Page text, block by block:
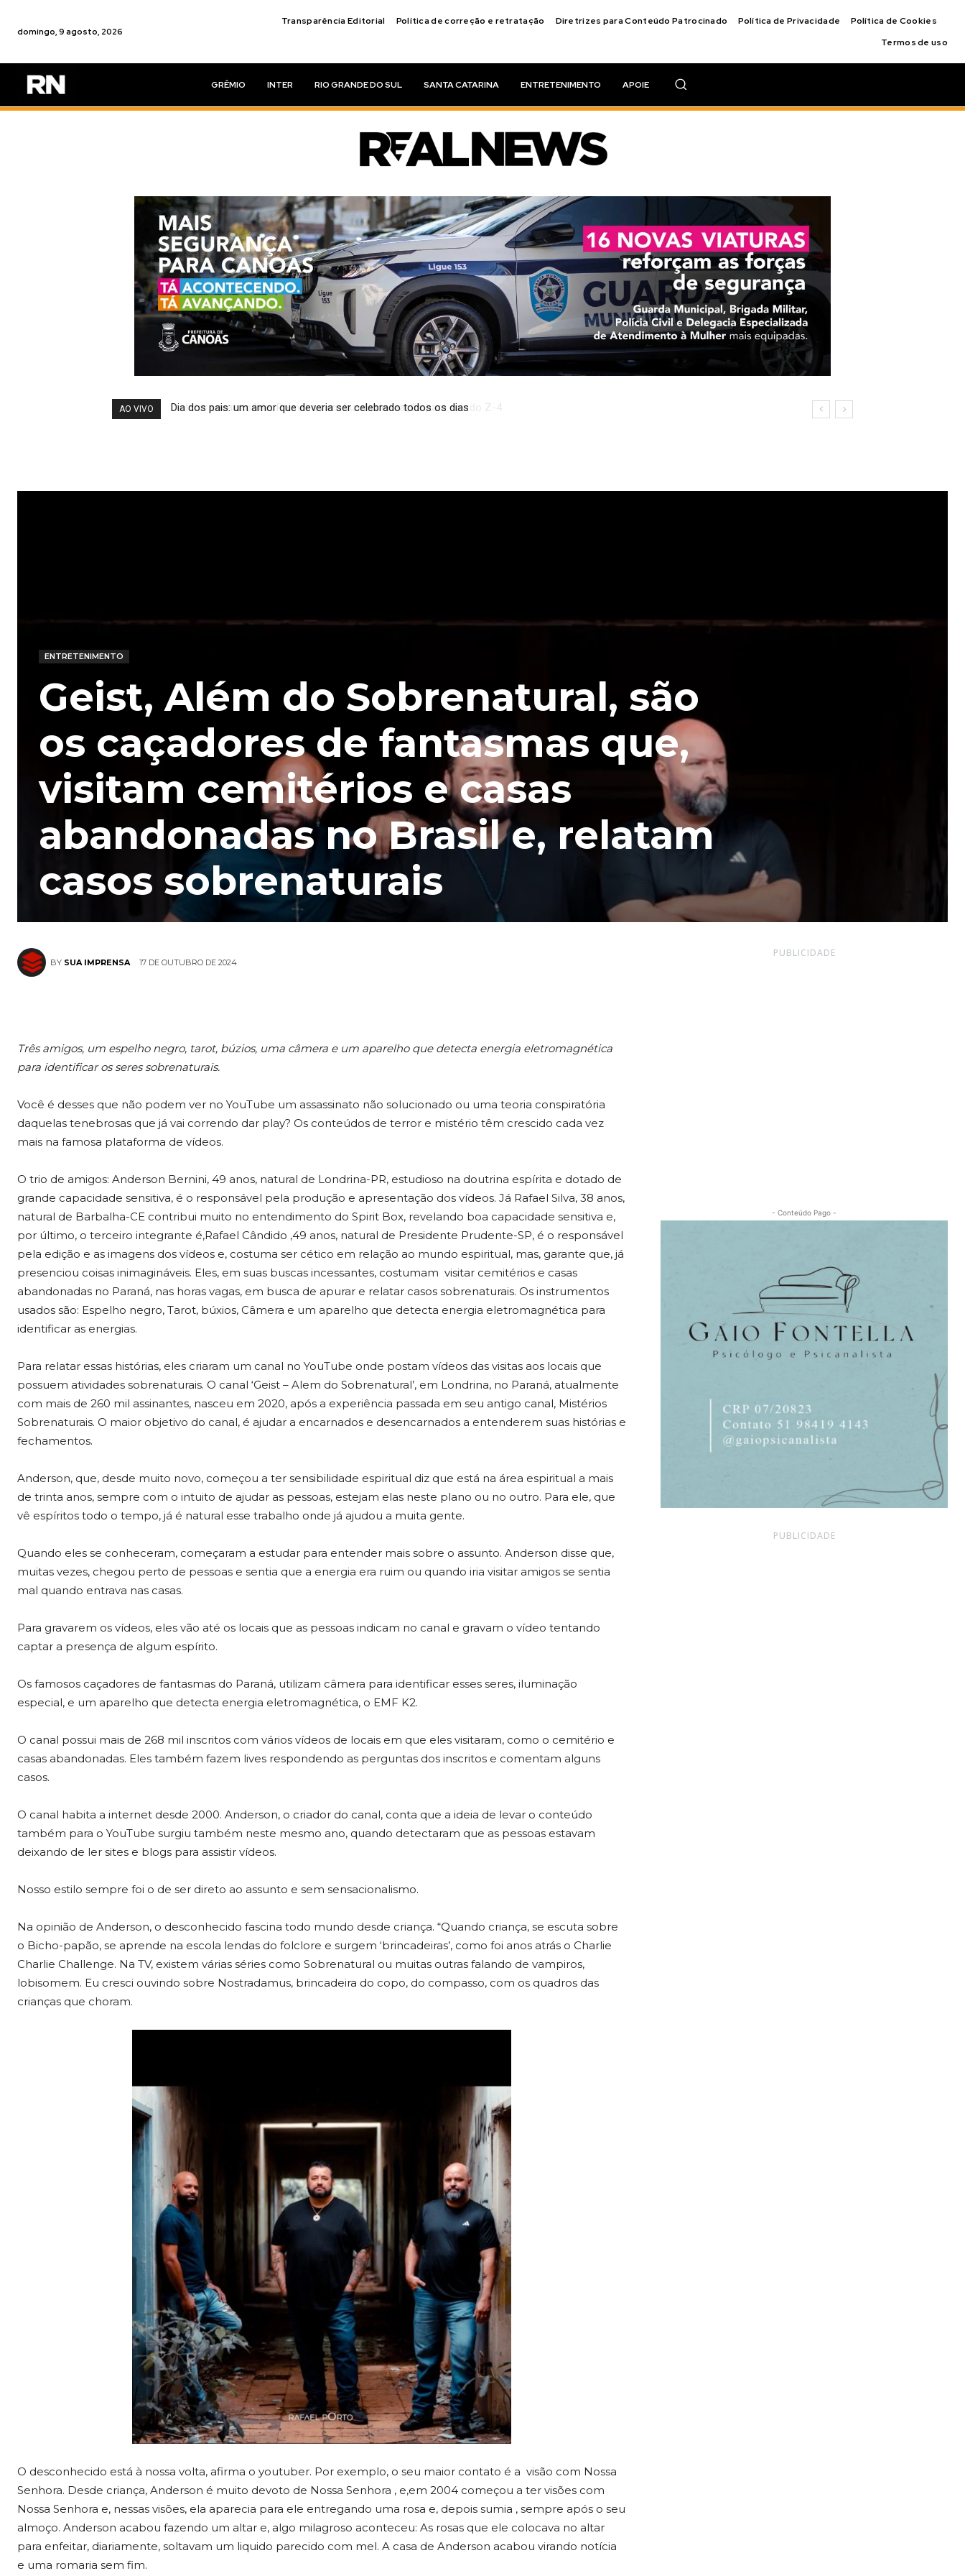
domingo, 9 agosto, 2026
Transparência Editorial Política de correção e retratação Diretrizes para Conteúdo Patrocinado Política de Privacidade
Política de Cookies
Termos de uso
GRÊMIO INTER RIO GRANDE DO SUL SANTA CATARINA ENTRETENIMENTO APOIE
AO VIVO Inter encara o líder Palmeiras em busca de reação para sair do Z-4
ENTRETENIMENTO
Geist, Além do Sobrenatural, são
os caçadores de fantasmas que,
visitam cemitérios e casas
abandonadas no Brasil e, relatam
casos sobrenaturais
BY SUA IMPRENSA 17 DE OUTUBRO DE 2024
Três amigos, um espelho negro, tarot, búzios, uma câmera e um aparelho que detecta energia eletromagnética
para identificar os seres sobrenaturais.
Você é desses que não podem ver no YouTube um assassinato não solucionado ou uma teoria conspiratória
daquelas tenebrosas que já vai correndo dar play? Os conteúdos de terror e mistério têm crescido cada vez
mais na famosa plataforma de vídeos.
O trio de amigos: Anderson Bernini, 49 anos, natural de Londrina-PR, estudioso na doutrina espírita e dotado de
grande capacidade sensitiva, é o responsável pela produção e apresentação dos vídeos. Já Rafael Silva, 38 anos,
natural de Barbalha-CE contribui muito no entendimento do Spirit Box, revelando boa capacidade sensitiva e,
por último, o terceiro integrante é,Rafael Cândido ,49 anos, natural de Presidente Prudente-SP, é o responsável
pela edição e as imagens dos vídeos e, costuma ser cético em relação ao mundo espiritual, mas, garante que, já
presenciou coisas inimagináveis. Eles, em suas buscas incessantes, costumam visitar cemitérios e casas
abandonadas no Paraná, nas horas vagas, em busca de apurar e relatar casos sobrenaturais. Os instrumentos
usados são: Espelho negro, Tarot, búxios, Câmera e um aparelho que detecta energia eletromagnética para
identificar as energias.
Para relatar essas histórias, eles criaram um canal no YouTube onde postam vídeos das visitas aos locais que
possuem atividades sobrenaturais. O canal ‘Geist – Alem do Sobrenatural’, em Londrina, no Paraná, atualmente
com mais de 260 mil assinantes, nasceu em 2020, após a experiência passada em seu antigo canal, Mistérios
Sobrenaturais. O maior objetivo do canal, é ajudar a encarnados e desencarnados a entenderem suas histórias e
fechamentos.
Anderson, que, desde muito novo, começou a ter sensibilidade espiritual diz que está na área espiritual a mais
de trinta anos, sempre com o intuito de ajudar as pessoas, estejam elas neste plano ou no outro. Para ele, que
vê espíritos todo o tempo, já é natural esse trabalho onde já ajudou a muita gente.
Quando eles se conheceram, começaram a estudar para entender mais sobre o assunto. Anderson disse que,
muitas vezes, chegou perto de pessoas e sentia que a energia era ruim ou quando iria visitar amigos se sentia
mal quando entrava nas casas.
Para gravarem os vídeos, eles vão até os locais que as pessoas indicam no canal e gravam o vídeo tentando
captar a presença de algum espírito.
Os famosos caçadores de fantasmas do Paraná, utilizam câmera para identificar esses seres, iluminação
especial, e um aparelho que detecta energia eletromagnética, o EMF K2.
O canal possui mais de 268 mil inscritos com vários vídeos de locais em que eles visitaram, como o cemitério e
casas abandonadas. Eles também fazem lives respondendo as perguntas dos inscritos e comentam alguns
casos.
O canal habita a internet desde 2000. Anderson, o criador do canal, conta que a ideia de levar o conteúdo
também para o YouTube surgiu também neste mesmo ano, quando detectaram que as pessoas estavam
deixando de ler sites e blogs para assistir vídeos.
Nosso estilo sempre foi o de ser direto ao assunto e sem sensacionalismo.
Na opinião de Anderson, o desconhecido fascina todo mundo desde criança. “Quando criança, se escuta sobre
o Bicho-papão, se aprende na escola lendas do folclore e surgem ‘brincadeiras’, como foi anos atrás o Charlie
Charlie Challenge. Na TV, existem várias séries como Sobrenatural ou muitas outras falando de vampiros,
lobisomem. Eu cresci ouvindo sobre Nostradamus, brincadeira do copo, do compasso, com os quadros das
crianças que choram.
O desconhecido está à nossa volta, afirma o youtuber. Por exemplo, o seu maior contato é a visão com Nossa
Senhora. Desde criança, Anderson é muito devoto de Nossa Senhora , e,em 2004 começou a ter visões com
Nossa Senhora e, nessas visões, ela aparecia para ele entregando uma rosa e, depois sumia , sempre após o seu
almoço. Anderson acabou fazendo um altar e, algo milagroso aconteceu: As rosas que ele colocava no altar
para enfeitar, diariamente, soltavam um liquido parecido com mel. A casa de Anderson acabou virando notícia
e uma romaria sem fim.
PUBLICIDADE
- Conteúdo Pago -
PUBLICIDADE